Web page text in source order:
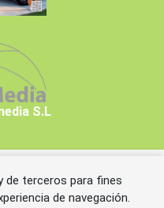
de terceros para fines
de navegación.
S.L
Omnimedia S.L.